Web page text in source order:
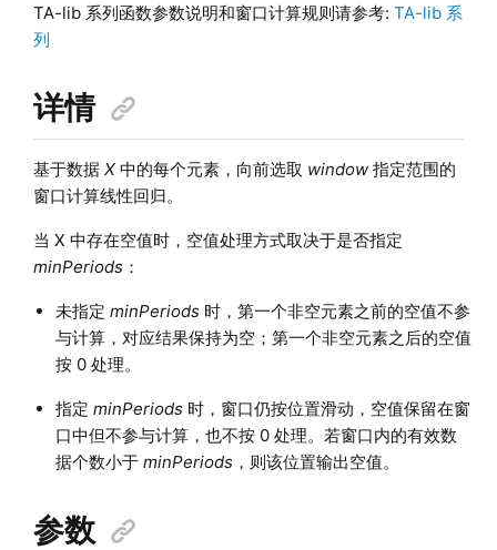
TA-lib 系列函数参数说明和窗口计算规则请参考: TA-lib 系
列
详情
基于数据 X中的每个元素，向前选取 window指定范围的
窗口计算线性回归。
当 X 中存在空值时，空值处理方式取决于是否指定
minPeriods：
未指定 minPeriods时，第一个非空元素之前的空值不参
与计算，对应结果保持为空；第一个非空元素之后的空值
按 0 处理。
指定 minPeriods时，窗口仍按位置滑动，空值保留在窗
口中但不参与计算，也不按 0 处理。若窗口内的有效数
据个数小于 minPeriods，则该位置输出空值。
参数